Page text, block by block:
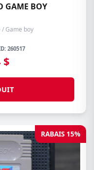
GAME BOY
Game boy
260517
$
RABAIS 15%